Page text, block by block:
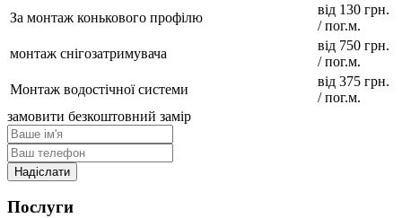
За монтаж конькового профілю
від 130 грн.
/ пог.м.
монтаж снігозатримувача
від 750 грн.
/ пог.м.
Монтаж водостічної системи
від 375 грн.
/ пог.м.
замовити безкоштовний замір
Послуги